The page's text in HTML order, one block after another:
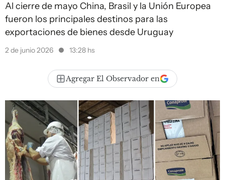
Al cierre de mayo China, Brasil y la Unión Europea
fueron los principales destinos para las
exportaciones de bienes desde Uruguay
2 de junio 2026 13:28 hs
Agregar El Observador en